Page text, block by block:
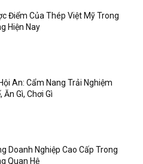
Điểm Của Thép Việt Mỹ Trong
Hiện Nay
An: Cẩm Nang Trải Nghiệm
Ăn Gì, Chơi Gì
Doanh Nghiệp Cao Cấp Trong
Quan Hệ